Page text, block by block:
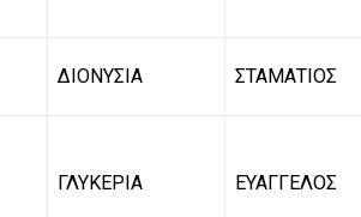
ΔΙΟΝΥΣΙΑ ΣΤΑΜΑΤΙΟΣ
ΓΛΥΚΕΡΙΑ ΕΥΑΓΓΕΛΟΣ